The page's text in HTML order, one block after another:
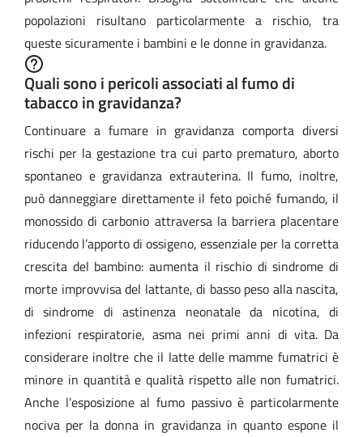
popolazioni risultano particolarmente a rischio, tra
queste sicuramente i bambini e le donne in gravidanza.
Quali sono i pericoli associati al fumo di
tabacco in gravidanza?
Continuare a fumare in gravidanza comporta diversi
rischi per la gestazione tra cui parto prematuro, aborto
spontaneo e gravidanza extrauterina. Il fumo, inoltre,
può danneggiare direttamente il feto poiché fumando, il
monossido di carbonio attraversa la barriera placentare
riducendo l’apporto di ossigeno, essenziale per la corretta
crescita del bambino: aumenta il rischio di sindrome di
morte improvvisa del lattante, di basso peso alla nascita,
di sindrome di astinenza neonatale da nicotina, di
infezioni respiratorie, asma nei primi anni di vita. Da
considerare inoltre che il latte delle mamme fumatrici è
minore in quantità e qualità rispetto alle non fumatrici.
Anche l’esposizione al fumo passivo è particolarmente
nociva per la donna in gravidanza in quanto espone il